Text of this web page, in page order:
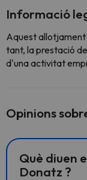
Informació
Aquest
tant, la prestació
d'una activitat
Opinions
Què diuen
Donatz ?